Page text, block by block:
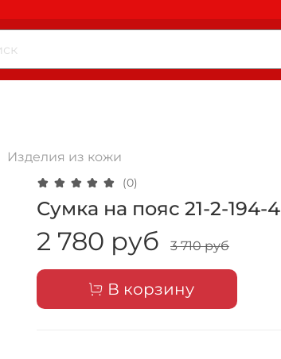
Изделия из кожи
(0)
Сумка на пояс 21-2-194-4
2 780 руб 3 710 руб
В корзину